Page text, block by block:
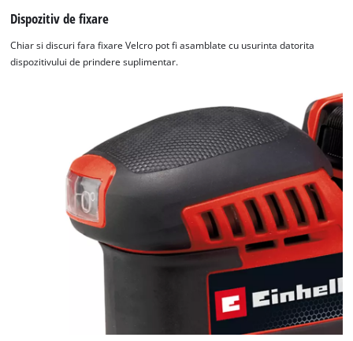
Dispozitiv de fixare
Chiar si discuri fara fixare Velcro pot fi asamblate cu usurinta datorita
dispozitivului de prindere suplimentar.